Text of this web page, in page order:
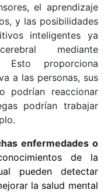
el aprendizaje
y las posibilidades
inteligentes ya
mediante
Esto proporciona
a las personas, sus
podrían reaccionar
podrían trabajar
enfermedades o
de la
pueden detectar
la salud mental